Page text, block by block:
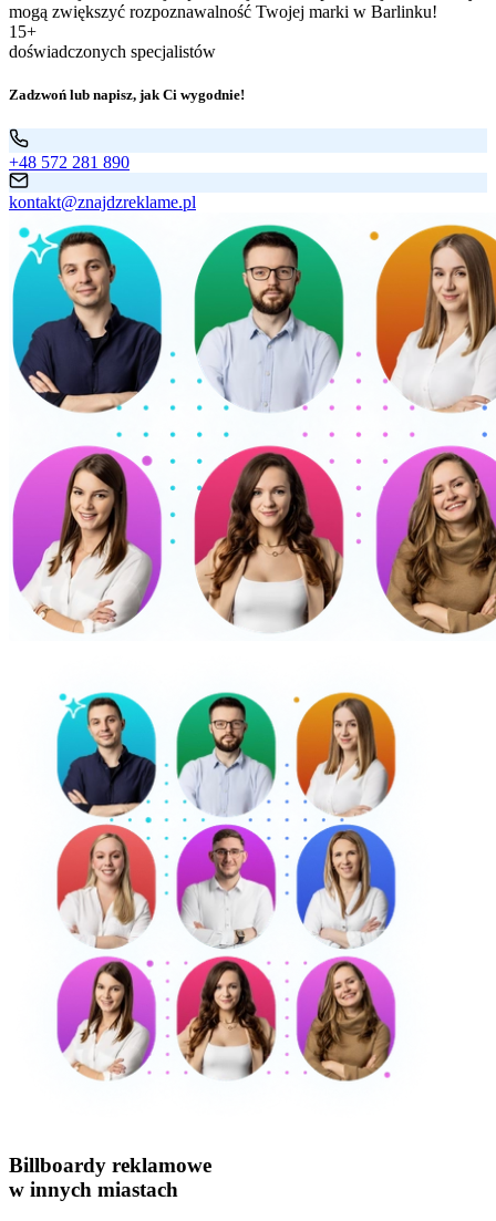
mogą zwiększyć rozpoznawalność Twojej marki w Barlinku!
15+
doświadczonych specjalistów
Zadzwoń lub napisz, jak Ci wygodnie!
+48 572 281 890
kontakt@znajdzreklame.pl
Billboardy reklamowe
w innych miastach